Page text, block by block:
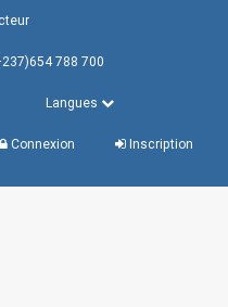
788 700
Langues
Connexion Inscription